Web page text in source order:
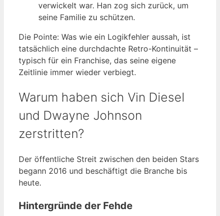
verwickelt war. Han zog sich zurück, um
seine Familie zu schützen.
Die Pointe: Was wie ein Logikfehler aussah, ist
tatsächlich eine durchdachte Retro-Kontinuität –
typisch für ein Franchise, das seine eigene
Zeitlinie immer wieder verbiegt.
Warum haben sich Vin Diesel
und Dwayne Johnson
zerstritten?
Der öffentliche Streit zwischen den beiden Stars
begann 2016 und beschäftigt die Branche bis
heute.
Hintergründe der Fehde